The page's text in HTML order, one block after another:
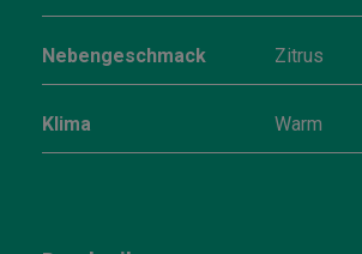
Nebengeschmack Zitrus
Klima Warm